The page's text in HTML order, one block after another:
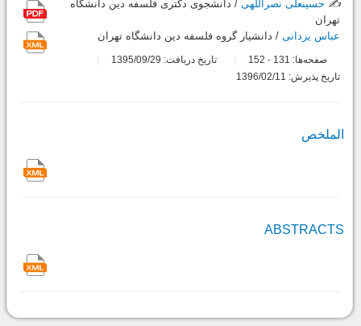
✍️ حسینعلی نصراللهی / دانشجوى دکترى فلسفه دین دانشگاه
تهران
عباس یزدانی / دانشیار گروه فلسفه دین دانشگاه تهران
صفحه‌ها: 131
-
تاریخ دریافت: 1395/09/29
تاریخ پذیرش: 1396/02/11
الملخص
ABSTRACTS